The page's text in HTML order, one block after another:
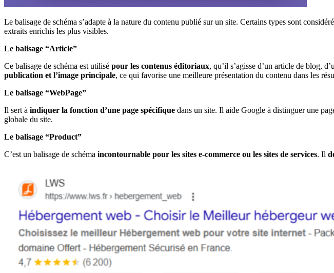
Le balisage de schéma s’adapte à la nature du contenu publié sur un site. Certains types sont
extraits enrichis les plus visibles.
Le balisage “Article”
Ce balisage de schéma est utilisé pour les contenus éditoriaux, qu’il s’agisse d’un article de blog,
publication et l’image principale, ce qui favorise une meilleure présentation du contenu dans les
Le balisage “WebPage”
Il sert à indiquer la fonction d’une page spécifique dans un site. Il aide Google à distinguer une
globale du site.
Le balisage “Product”
C’est un balisage de schéma incontournable pour les sites e-commerce ou les sites de services. Il